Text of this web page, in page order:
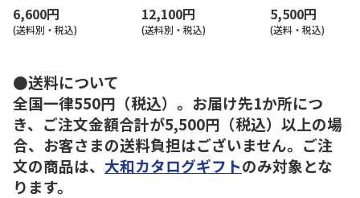
6,600円
(送料別・税込)
12,100円
(送料別・税込)
5,500円
(送料・税込)
●送料について
全国一律550円（税込）。お届け先1か所につ
き、ご注文金額合計が5,500円（税込）以上の場
合、お客さまの送料負担はございません。ご注
文の商品は、 大和カタログギフトのみ対象とな
ります。